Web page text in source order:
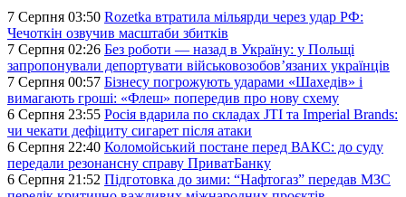
7 Серпня 03:50 Rozetka втратила мільярди через удар РФ:
Чечоткін озвучив масштаби збитків
7 Серпня 02:26 Без роботи — назад в Україну: у Польщі
запропонували депортувати військовозобов’язаних українців
7 Серпня 00:57 Бізнесу погрожують ударами «Шахедів» і
вимагають гроші: «Флеш» попередив про нову схему
6 Серпня 23:55 Росія вдарила по складах JTI та Imperial Brands:
чи чекати дефіциту сигарет після атаки
6 Серпня 22:40 Коломойський постане перед ВАКС: до суду
передали резонансну справу ПриватБанку
6 Серпня 21:52 Підготовка до зими: “Нафтогаз” передав МЗС